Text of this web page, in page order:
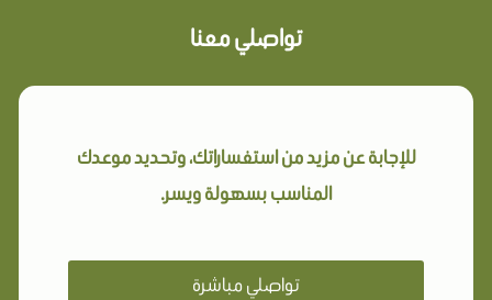
تواصلي معنا
للإجابة عن مزيد من استفساراتك، وتحديد موعدك
المناسب بسهولة ويسر.
تواصلي مباشرة